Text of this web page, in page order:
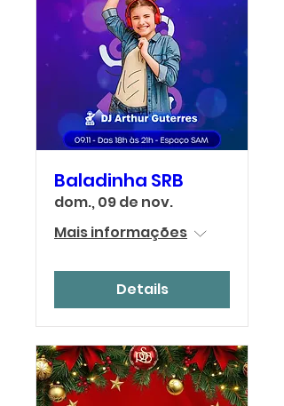
Baladinha SRB
dom., 09 de nov.
Mais informações
Details